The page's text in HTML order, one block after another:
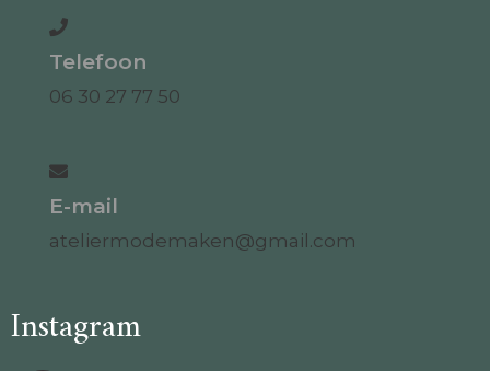
Telefoon
06 30 27 77 50
E-mail
ateliermodemaken@gmail.com
Instagram